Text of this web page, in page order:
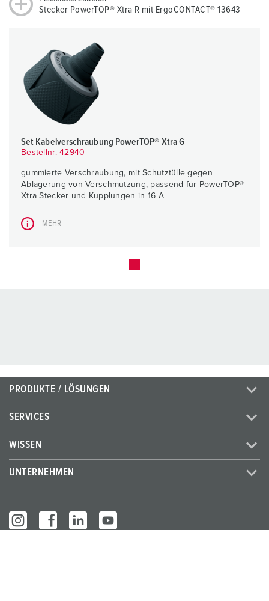
Stecker PowerTOP® Xtra R mit ErgoCONTACT® 13643
Set Kabelverschraubung PowerTOP® Xtra G
Bestellnr. 42940
gummierte Verschraubung, mit Schutztülle gegen
Ablagerung von Verschmutzung, passend für PowerTOP®
Xtra Stecker und Kupplungen in 16 A
MEHR
PRODUKTE / LÖSUNGEN
SERVICES
WISSEN
UNTERNEHMEN